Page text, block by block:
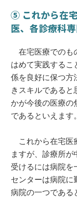
⑤ これから在
医、各診療科
在宅医療でのも
はめて実践するこ
係を良好に保つ方
きスキルであると
かが今後の医療の
であるといえます。
これから在宅医
ますが、診療所
受けるには病院を
センターは病院に
病院の一つである